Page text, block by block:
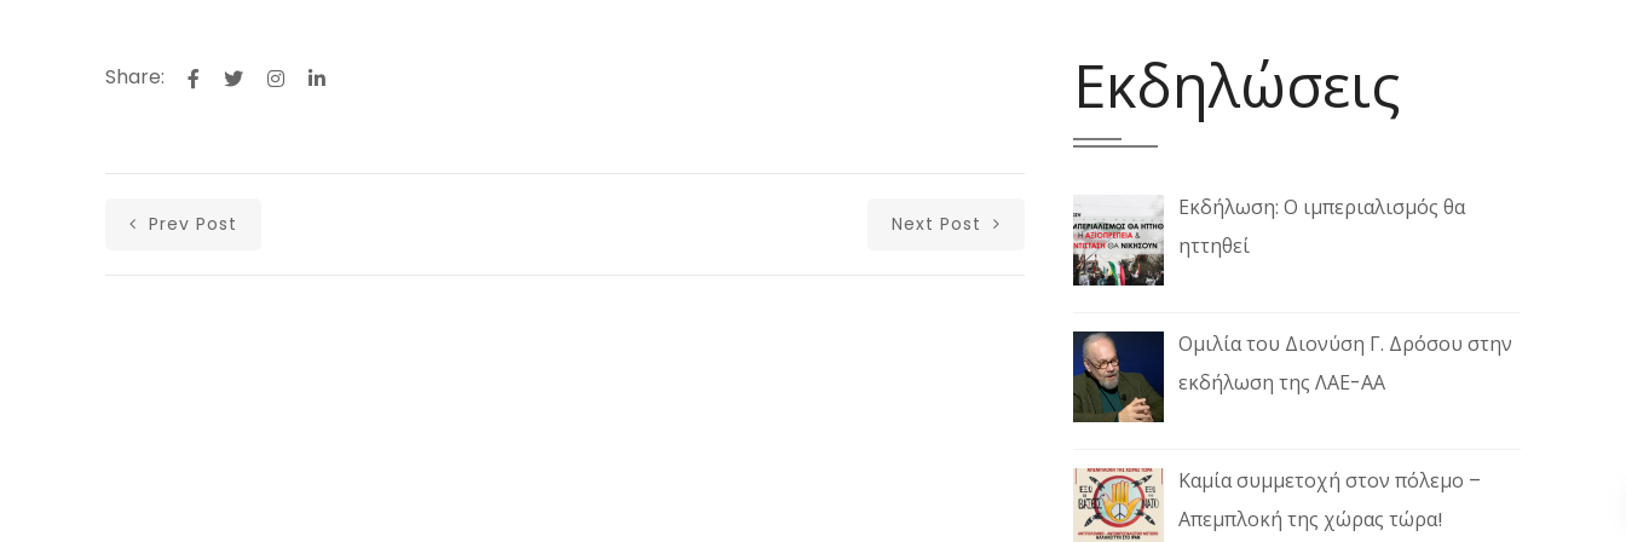
Share:
Prev Post Next Post
Εκδηλώσεις
Εκδήλωση: Ο ιμπεριαλισμός θα
ηττηθεί
Ομιλία του Διονύση Γ. Δρόσου στην
εκδήλωση της ΛΑΕ-ΑΑ
Καμία συμμετοχή στον πόλεμο –
Απεμπλοκή της χώρας τώρα!